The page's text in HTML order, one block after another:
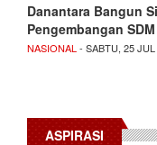
Danantara Bangun
Pengembangan
NASIONAL - SABTU, 25
ASPIRASI